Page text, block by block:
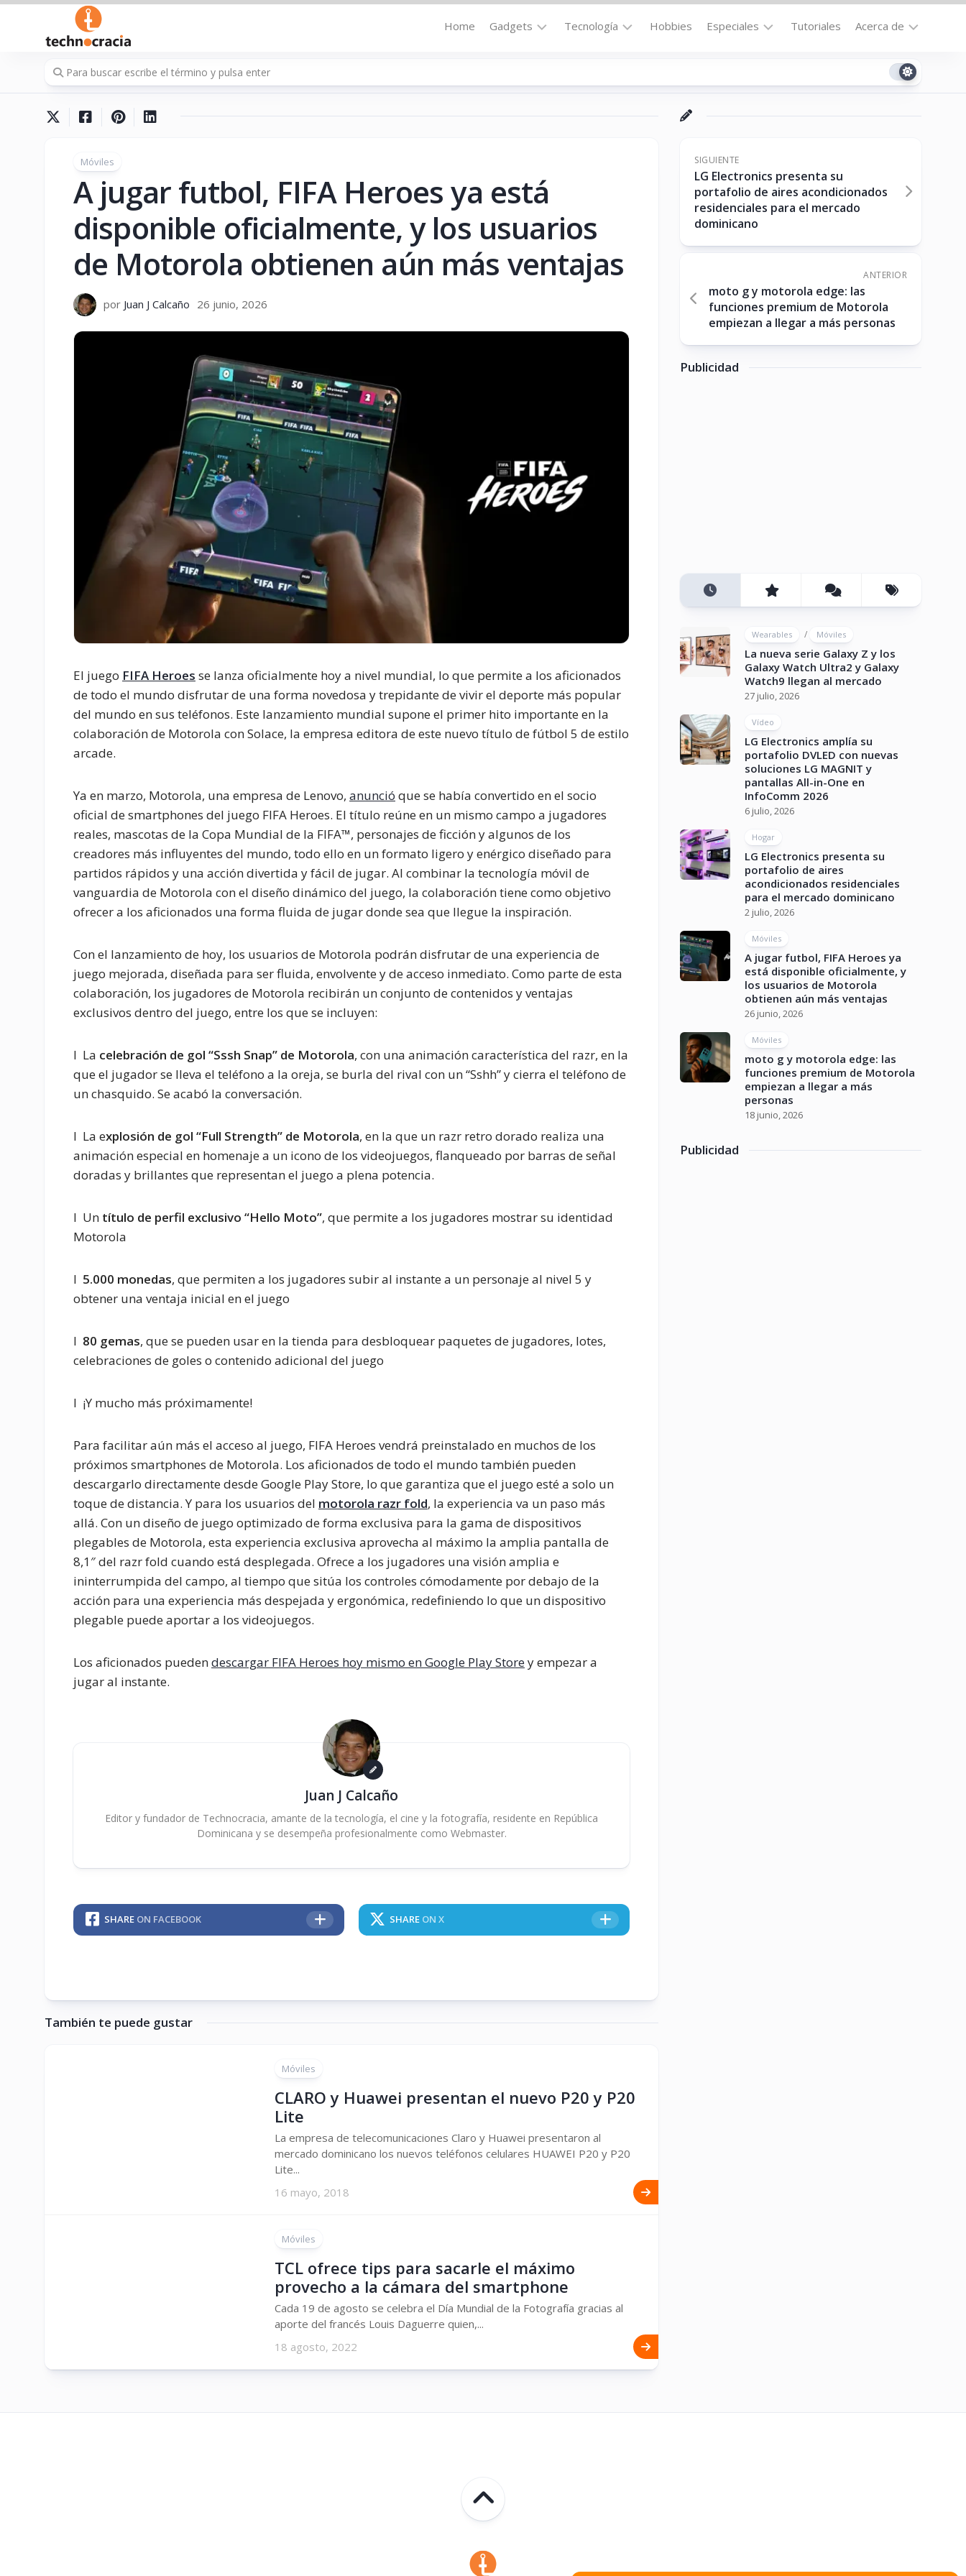
Saltar
contenido
Home Gadgets
Hogar
Portátil
Tecnología
Robótica
Salud
Transportación
Hobbies Especiales
la
Destacados
Downloads
No-
cat
Tutoriales Acerca de
Contacto
Cookie
Policy
Móviles
A jugar futbol, FIFA Heroes ya está
disponible oficialmente, y los usuarios
de Motorola obtienen aún más ventajas
por Juan J Calcaño 26 junio, 2026
El juego FIFA Heroes se lanza oficialmente hoy a nivel mundial, lo que permite a los aficionados
de todo el mundo disfrutar de una forma novedosa y trepidante de vivir el deporte más popular
del mundo en sus teléfonos. Este lanzamiento mundial supone el primer hito importante en la
colaboración de Motorola con Solace, la empresa editora de este nuevo título de fútbol 5 de estilo
arcade.
Ya en marzo, Motorola, una empresa de Lenovo, anunció que se había convertido en el socio
oficial de smartphones del juego FIFA Heroes. El título reúne en un mismo campo a jugadores
reales, mascotas de la Copa Mundial de la FIFA™, personajes de ficción y algunos de los
creadores más influyentes del mundo, todo ello en un formato ligero y enérgico diseñado para
partidos rápidos y una acción divertida y fácil de jugar. Al combinar la tecnología móvil de
vanguardia de Motorola con el diseño dinámico del juego, la colaboración tiene como objetivo
ofrecer a los aficionados una forma fluida de jugar donde sea que llegue la inspiración.
Con el lanzamiento de hoy, los usuarios de Motorola podrán disfrutar de una experiencia de
juego mejorada, diseñada para ser fluida, envolvente y de acceso inmediato. Como parte de esta
colaboración, los jugadores de Motorola recibirán un conjunto de contenidos y ventajas
exclusivos dentro del juego, entre los que se incluyen:
l La celebración de gol “Sssh Snap” de Motorola, con una animación característica del razr, en la
que el jugador se lleva el teléfono a la oreja, se burla del rival con un “Sshh” y cierra el teléfono de
un chasquido. Se acabó la conversación.
l La explosión de gol “Full Strength” de Motorola, en la que un razr retro dorado realiza una
animación especial en homenaje a un icono de los videojuegos, flanqueado por barras de señal
doradas y brillantes que representan el juego a plena potencia.
l Un título de perfil exclusivo “Hello Moto”, que permite a los jugadores mostrar su identidad
Motorola
l 5.000 monedas, que permiten a los jugadores subir al instante a un personaje al nivel 5 y
obtener una ventaja inicial en el juego
l 80 gemas, que se pueden usar en la tienda para desbloquear paquetes de jugadores, lotes,
celebraciones de goles o contenido adicional del juego
l ¡Y mucho más próximamente!
Para facilitar aún más el acceso al juego, FIFA Heroes vendrá preinstalado en muchos de los
próximos smartphones de Motorola. Los aficionados de todo el mundo también pueden
descargarlo directamente desde Google Play Store, lo que garantiza que el juego esté a solo un
toque de distancia. Y para los usuarios del motorola razr fold, la experiencia va un paso más
allá. Con un diseño de juego optimizado de forma exclusiva para la gama de dispositivos
plegables de Motorola, esta experiencia exclusiva aprovecha al máximo la amplia pantalla de
8,1″ del razr fold cuando está desplegada. Ofrece a los jugadores una visión amplia e
ininterrumpida del campo, al tiempo que sitúa los controles cómodamente por debajo de la
acción para una experiencia más despejada y ergonómica, redefiniendo lo que un dispositivo
plegable puede aportar a los videojuegos.
Los aficionados puedendescargar FIFA Heroes hoy mismo en Google Play Storey empezar a
jugar al instante.
Juan J Calcaño
Editor y fundador de Technocracia, amante de la tecnología, el cine y la fotografía, residente en República
Dominicana y se desempeña profesionalmente como Webmaster.
SHARE ON FACEBOOK SHARE ON X
También te puede gustar
Móviles
CLARO y Huawei presentan el nuevo P20 y P20
Lite
La empresa de telecomunicaciones Claro y Huawei presentaron al
mercado dominicano los nuevos teléfonos celulares HUAWEI P20 y P20
Lite...
16 mayo, 2018
Móviles
TCL ofrece tips para sacarle el máximo
provecho a la cámara del smartphone
Cada 19 de agosto se celebra el Día Mundial de la Fotografía gracias al
aporte del francés Louis Daguerre quien,...
18 agosto, 2022
SIGUIENTE
LG Electronics presenta su
portafolio de aires acondicionados
residenciales para el mercado
dominicano
ANTERIOR
moto g y motorola edge: las
funciones premium de Motorola
empiezan a llegar a más personas
Publicidad
Wearables / Móviles
La nueva serie Galaxy Z y los
Galaxy Watch Ultra2 y Galaxy
Watch9 llegan al mercado
27 julio, 2026
Vídeo
LG Electronics amplía su
portafolio DVLED con nuevas
soluciones LG MAGNIT y
pantallas All-in-One en
InfoComm 2026
6 julio, 2026
Hogar
LG Electronics presenta su
portafolio de aires
acondicionados residenciales
para el mercado dominicano
2 julio, 2026
Móviles
A jugar futbol, FIFA Heroes ya
está disponible oficialmente, y
los usuarios de Motorola
obtienen aún más ventajas
26 junio, 2026
Móviles
moto g y motorola edge: las
funciones premium de Motorola
empiezan a llegar a más
personas
18 junio, 2026
Publicidad